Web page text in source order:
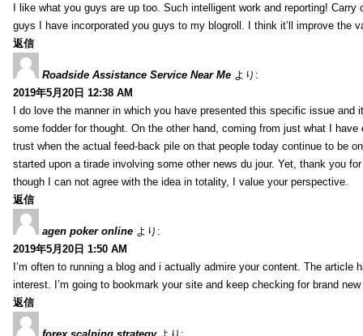
I like what you guys are up too. Such intelligent work and reporting! Carry
guys I have incorporated you guys to my blogroll. I think it’ll improve the
返信
Roadside Assistance Service Near Me より:
2019年5月20日 12:38 AM
I do love the manner in which you have presented this specific issue and
some fodder for thought. On the other hand, coming from just what I have
trust when the actual feed-back pile on that people today continue to be
started upon a tirade involving some other news du jour. Yet, thank you
though I can not agree with the idea in totality, I value your perspective.
返信
agen poker online より:
2019年5月20日 1:50 AM
I’m often to running a blog and i actually admire your content. The article
interest. I’m going to bookmark your site and keep checking for brand
返信
forex scalping strategy より: